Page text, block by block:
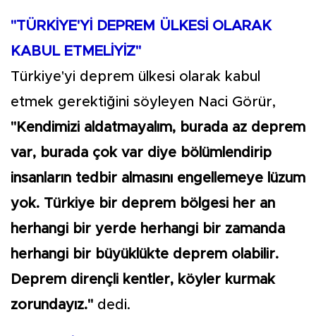
"TÜRKİYE'Yİ DEPREM ÜLKESİ OLARAK
KABUL ETMELİYİZ"
Türkiye'yi deprem ülkesi olarak kabul
etmek gerektiğini söyleyen Naci Görür,
"Kendimizi aldatmayalım, burada az deprem
var, burada çok var diye bölümlendirip
insanların tedbir almasını engellemeye lüzum
yok. Türkiye bir deprem bölgesi her an
herhangi bir yerde herhangi bir zamanda
herhangi bir büyüklükte deprem olabilir.
Deprem dirençli kentler, köyler kurmak
zorundayız." dedi.